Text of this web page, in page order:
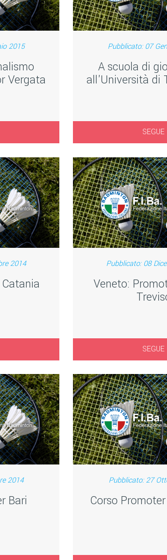
2015
Vergata
Pubblicato: 07
A scuola di
all'Università di
SEGUE
2014 Pubblicato: 08
Veneto:
SEGUE
2014
Bari
Pubblicato: 27
Corso